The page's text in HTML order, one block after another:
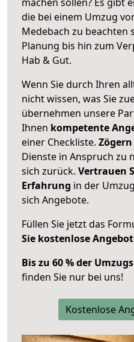
die bei einem Umzug
Medebach zu beachten
Planung bis hin zum
Hab & Gut.
Wenn Sie durch Ihren
nicht wissen, was Sie
übernehmen unsere
Ihnen kompetente
einer Checkliste.
Dienste in Anspruch zu
sich zurück. Vertrauen
Erfahrung in der
sich Angebote.
Füllen Sie jetzt das
Sie kostenlose
Bis zu 60 % der
finden Sie nur bei uns!
Kostenlose